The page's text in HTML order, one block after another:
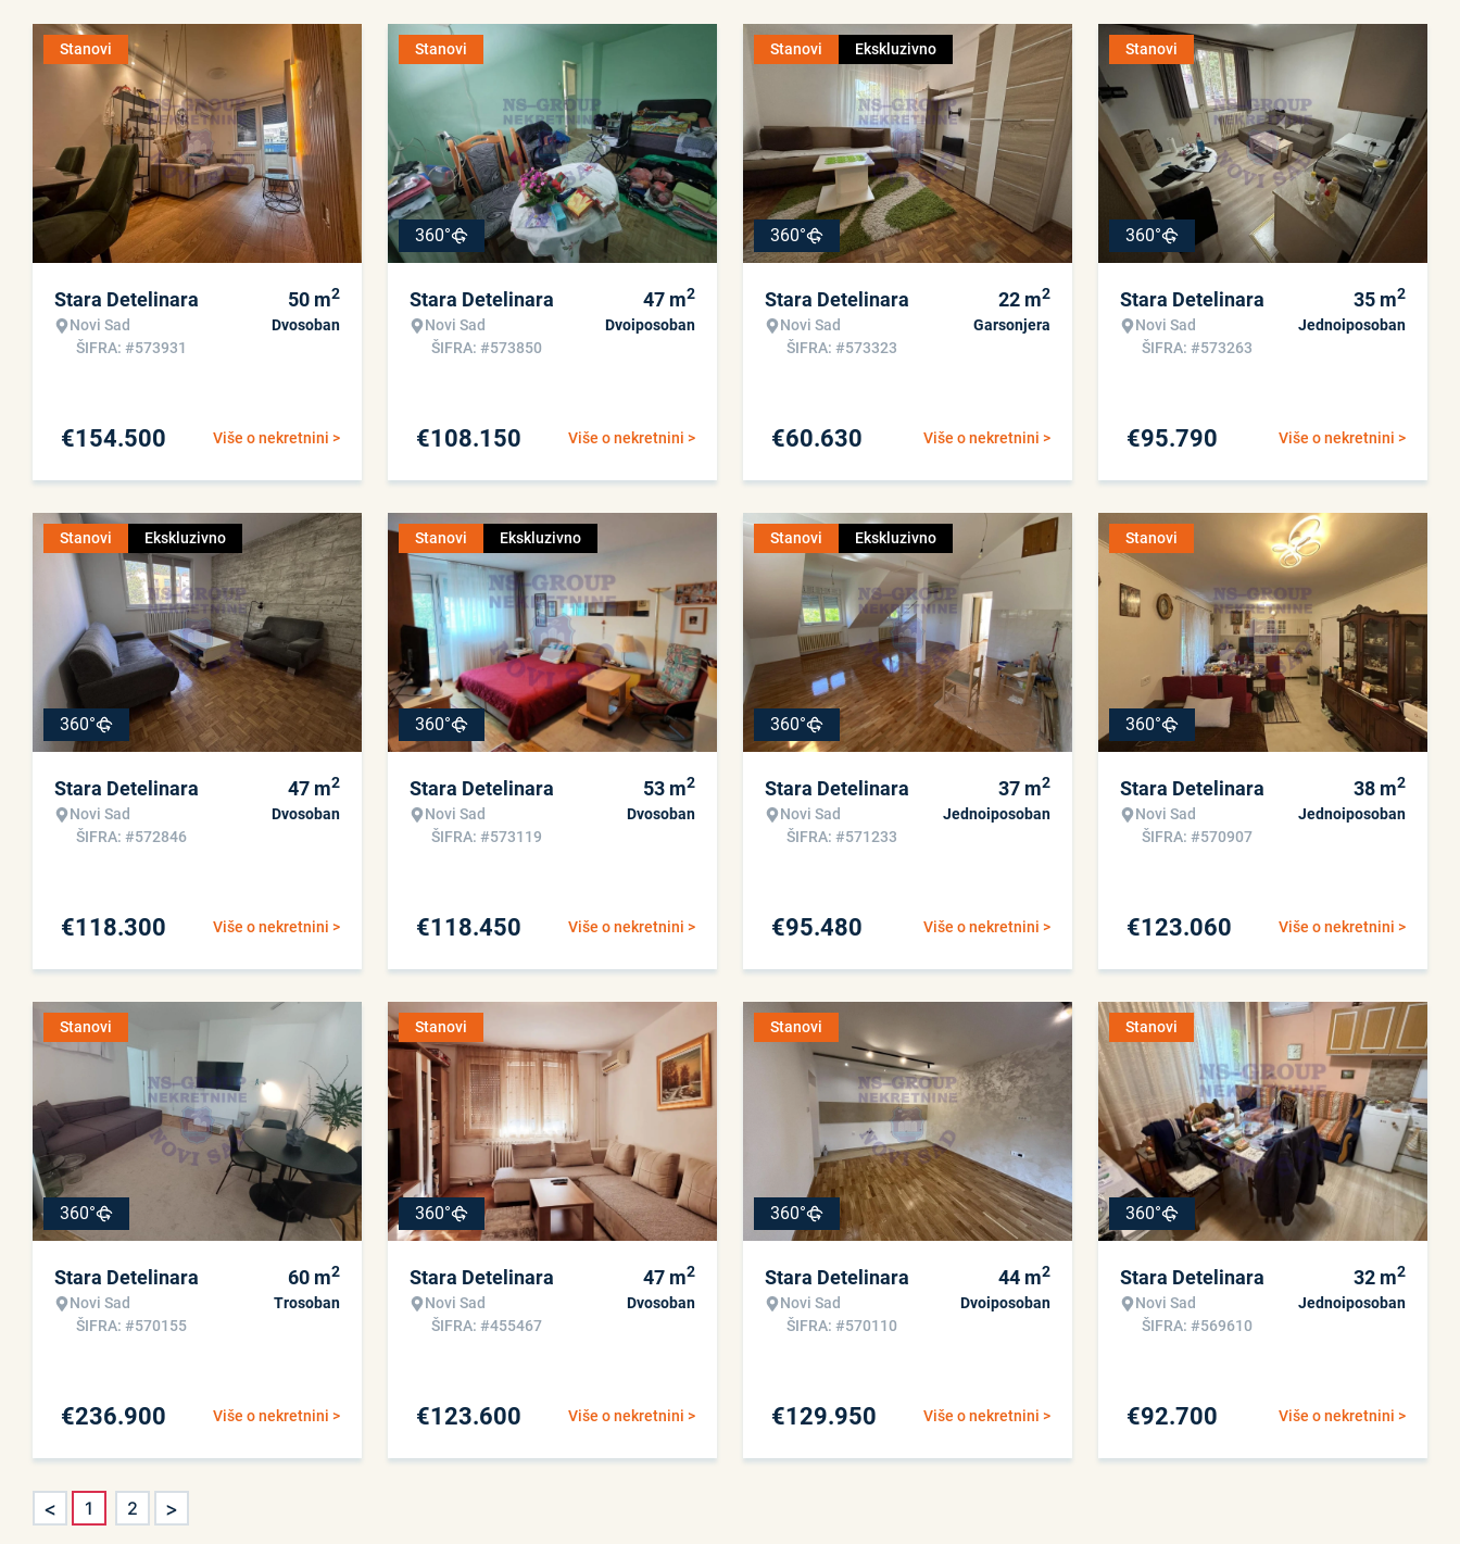
Stanovi
Stara Detelinara
Novi Sad
ŠIFRA: #573931
50 m2
Dvosoban
Više o nekretnini >
€154.500
Stanovi
360°
Stara Detelinara
Novi Sad
ŠIFRA: #573850
47 m2
Dvoiposoban
Više o nekretnini >
€108.150
Stanovi Ekskluzivno
360°
Stara Detelinara
Novi Sad
ŠIFRA: #573323
22 m2
Garsonjera
Više o nekretnini >
€60.630
Stanovi
360°
Stara Detelinara
Novi Sad
ŠIFRA: #573263
35 m2
Jednoiposoban
Više o nekretnini >
€95.790
Stanovi Ekskluzivno
360°
Stara Detelinara
Novi Sad
ŠIFRA: #572846
47 m2
Dvosoban
Više o nekretnini >
€118.300
Stanovi Ekskluzivno
360°
Stara Detelinara
Novi Sad
ŠIFRA: #573119
53 m2
Dvosoban
Više o nekretnini >
€118.450
Stanovi Ekskluzivno
360°
Stara Detelinara
Novi Sad
ŠIFRA: #571233
37 m2
Jednoiposoban
Više o nekretnini >
€95.480
Stanovi
360°
Stara Detelinara
Novi Sad
ŠIFRA: #570907
38 m2
Jednoiposoban
Više o nekretnini >
€123.060
Stanovi
360°
Stara Detelinara
Novi Sad
ŠIFRA: #570155
60 m2
Trosoban
Više o nekretnini >
€236.900
Stanovi
360°
Stara Detelinara
Novi Sad
ŠIFRA: #455467
47 m2
Dvosoban
Više o nekretnini >
€123.600
Stanovi
360°
Stara Detelinara
Novi Sad
ŠIFRA: #570110
44 m2
Dvoiposoban
Više o nekretnini >
€129.950
Stanovi
360°
Stara Detelinara
Novi Sad
ŠIFRA: #569610
32 m2
Jednoiposoban
Više o nekretnini >
€92.700
< 1 2 >